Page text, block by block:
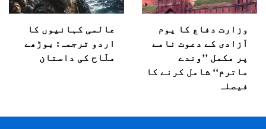
وزارت دفاع کا یوم
آزادی کے دعوت نامے
پر مکمل ’’وندے
ماترم‘‘ شامل کرنے کا
فیصلہ
عالمی کہانیوں کا
اردو ترجمہ: بوڑھے
ملّاح کی داستان